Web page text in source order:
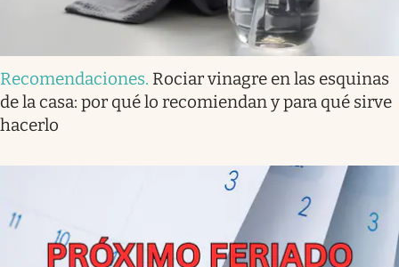
Recomendaciones. Rociar vinagre en las esquinas
de la casa: por qué lo recomiendan y para qué sirve
hacerlo